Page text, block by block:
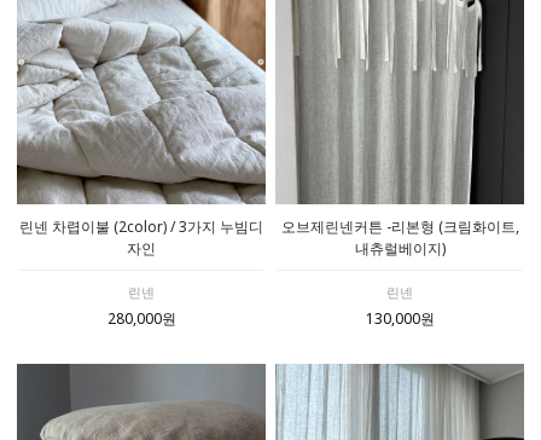
린넨 차렵이불 (2color) / 3가지 누빔디
자인
린넨
280,000원
오브제린넨커튼 -리본형 (크림화이트,
내츄럴베이지)
린넨
130,000원